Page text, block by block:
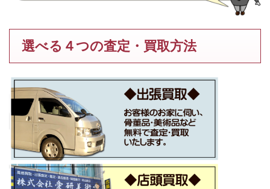
選べる４つの査定・買取方法